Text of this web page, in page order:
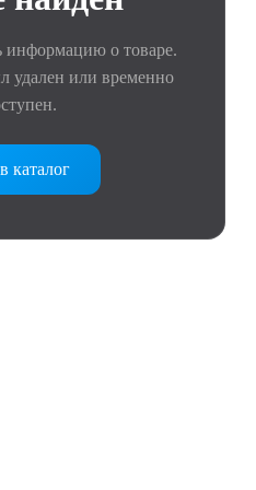
информацию о товаре.
удален или временно
каталог